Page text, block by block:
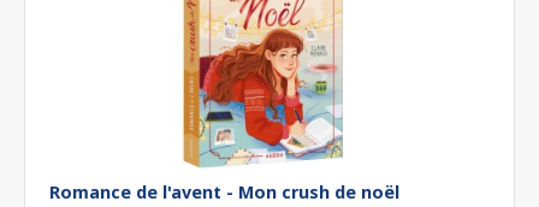
Romance de l'avent - Mon crush de noël